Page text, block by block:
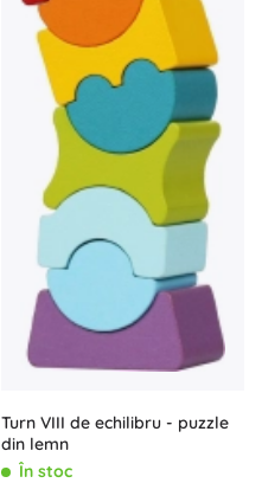
Turn VIII de echilibru - puzzle
din lemn
În stoc